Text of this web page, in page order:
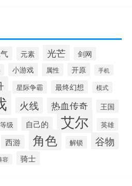
元素 光芒 剑网
小游戏 属性 开原 手机
星际争霸 最终幻想 模式
火线 热血传奇 王国
等级 自己的 艾尔 英雄
西游 角色 解锁 谷物
容 骑士